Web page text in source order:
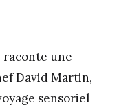
raconte une
David Martin,
sensoriel